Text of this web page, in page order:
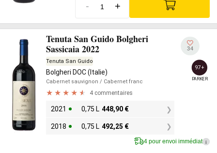
- +
Tenuta San Guido Bolgheri
Sassicaia 2022
Tenuta San Guido
Bolgheri DOC (Italie)
Cabernet sauvignon / Cabernet franc
4 commentaires
2021 0,75 L 448,90 €
2018 0,75 L 492,25 €
34
97+
PARKER
4 pour envoi immédiat i